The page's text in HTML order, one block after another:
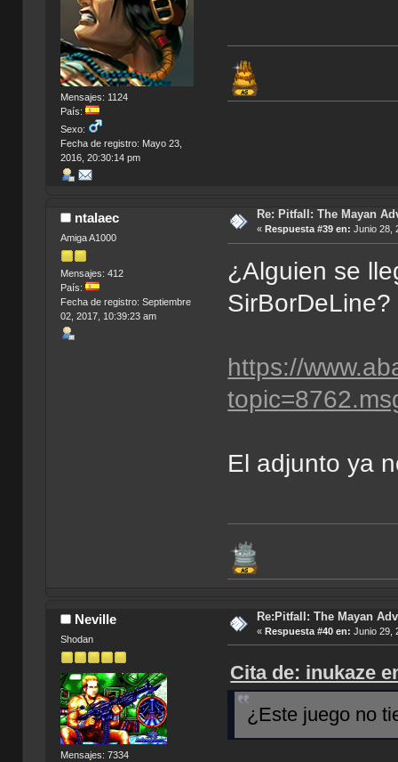
Mensajes: 1124
País:
Sexo:
Fecha de registro: Mayo 23,
2016, 20:30:14 pm
ntalaec
Amiga A1000
Mensajes: 412
País:
Fecha de registro: Septiembre
02, 2017, 10:39:23 am
Re: Pitfall: The Mayan
« Respuesta #39 en: Junio 28,
¿Alguien se
SirBorDeLine?
https://
El adjunto ya
Neville
Shodan
Mensajes: 7334
Re:Pitfall: The Mayan
« Respuesta #40 en: Junio 29,
Cita de: inukaze
¿Este juego no